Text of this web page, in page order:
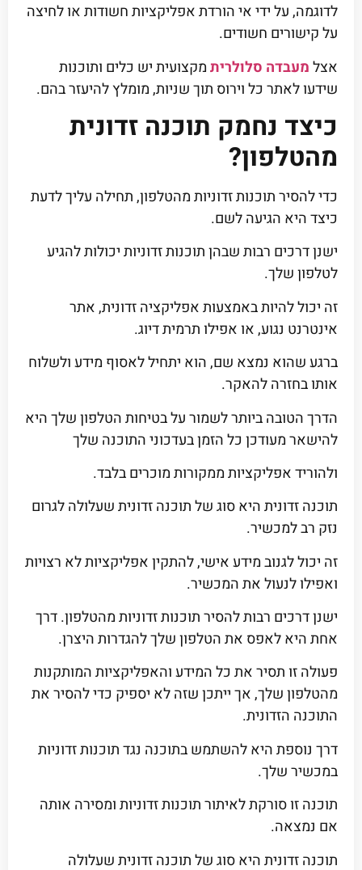
לדוגמה, על ידי אי הורדת אפליקציות חשודות או לחיצה
על קישורים חשודים.
אצלמעבדה סלולריתמקצועית יש כלים ותוכנות
שידעו לאתר כל וירוס תוך שניות, מומלץ להיעזר בהם.
כיצד נחמק תוכנה זדונית
מהטלפון?
כדי להסיר תוכנות זדוניות מהטלפון, תחילה עליך לדעת
כיצד היא הגיעה לשם.
ישנן דרכים רבות שבהן תוכנות זדוניות יכולות להגיע
לטלפון שלך.
זה יכול להיות באמצעות אפליקציה זדונית, אתר
אינטרנט נגוע, או אפילו תרמית דיוג.
ברגע שהוא נמצא שם, הוא יתחיל לאסוף מידע ולשלוח
אותו בחזרה להאקר.
הדרך הטובה ביותר לשמור על בטיחות הטלפון שלך היא
להישאר מעודכן כל הזמן בעדכוני התוכנה שלך
ולהוריד אפליקציות ממקורות מוכרים בלבד.
תוכנה זדונית היא סוג של תוכנה זדונית שעלולה לגרום
נזק רב למכשיר.
זה יכול לגנוב מידע אישי, להתקין אפליקציות לא רצויות
ואפילו לנעול את המכשיר.
ישנן דרכים רבות להסיר תוכנות זדוניות מהטלפון. דרך
אחת היא לאפס את הטלפון שלך להגדרות היצרן.
פעולה זו תסיר את כל המידע והאפליקציות המותקנות
מהטלפון שלך, אך ייתכן שזה לא יספיק כדי להסיר את
התוכנה הזדונית.
דרך נוספת היא להשתמש בתוכנה נגד תוכנות זדוניות
במכשיר שלך.
תוכנה זו סורקת לאיתור תוכנות זדוניות ומסירה אותה
אם נמצאה.
תוכנה זדונית היא סוג של תוכנה זדונית שעלולה